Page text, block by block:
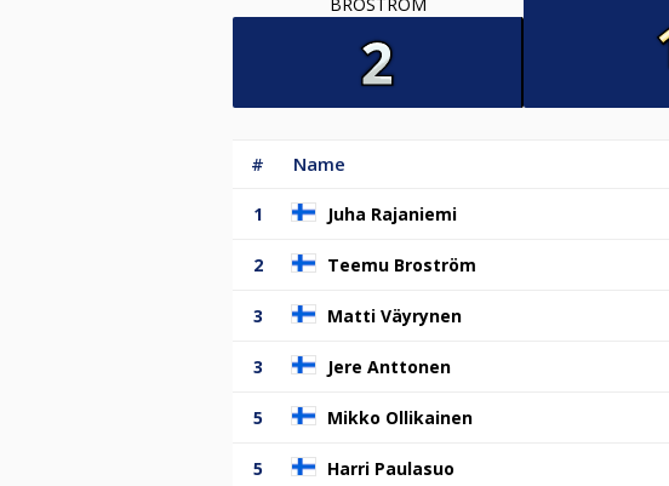
# Name
1 Juha Rajaniemi
2 Teemu Broström
3 Matti Väyrynen
3 Jere Anttonen
5 Mikko Ollikainen
5 Harri Paulasuo